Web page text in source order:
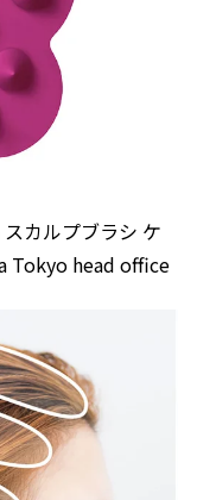
カルプブラシ ケ
Tokyo head office